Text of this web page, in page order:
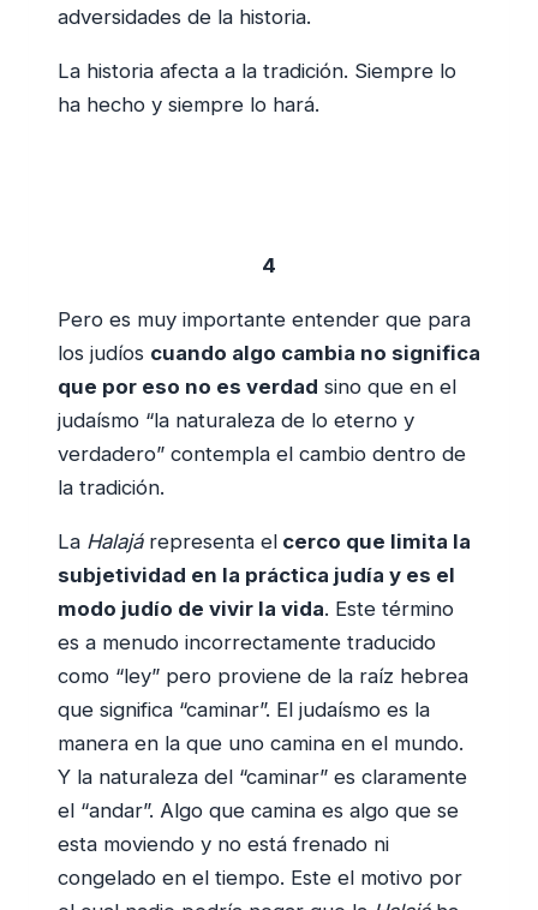
adversidades de la historia.
La historia afecta a la tradición. Siempre lo
ha hecho y siempre lo hará.
4
Pero es muy importante entender que para
los judíos cuando algo cambia no significa
que por eso no es verdad sino que en el
judaísmo “la naturaleza de lo eterno y
verdadero” contempla el cambio dentro de
la tradición.
La Halajá representa el cerco que limita la
subjetividad en la práctica judía y es el
modo judío de vivir la vida. Este término
es a menudo incorrectamente traducido
como “ley” pero proviene de la raíz hebrea
que significa “caminar”. El judaísmo es la
manera en la que uno camina en el mundo.
Y la naturaleza del “caminar” es claramente
el “andar”. Algo que camina es algo que se
esta moviendo y no está frenado ni
congelado en el tiempo. Este el motivo por